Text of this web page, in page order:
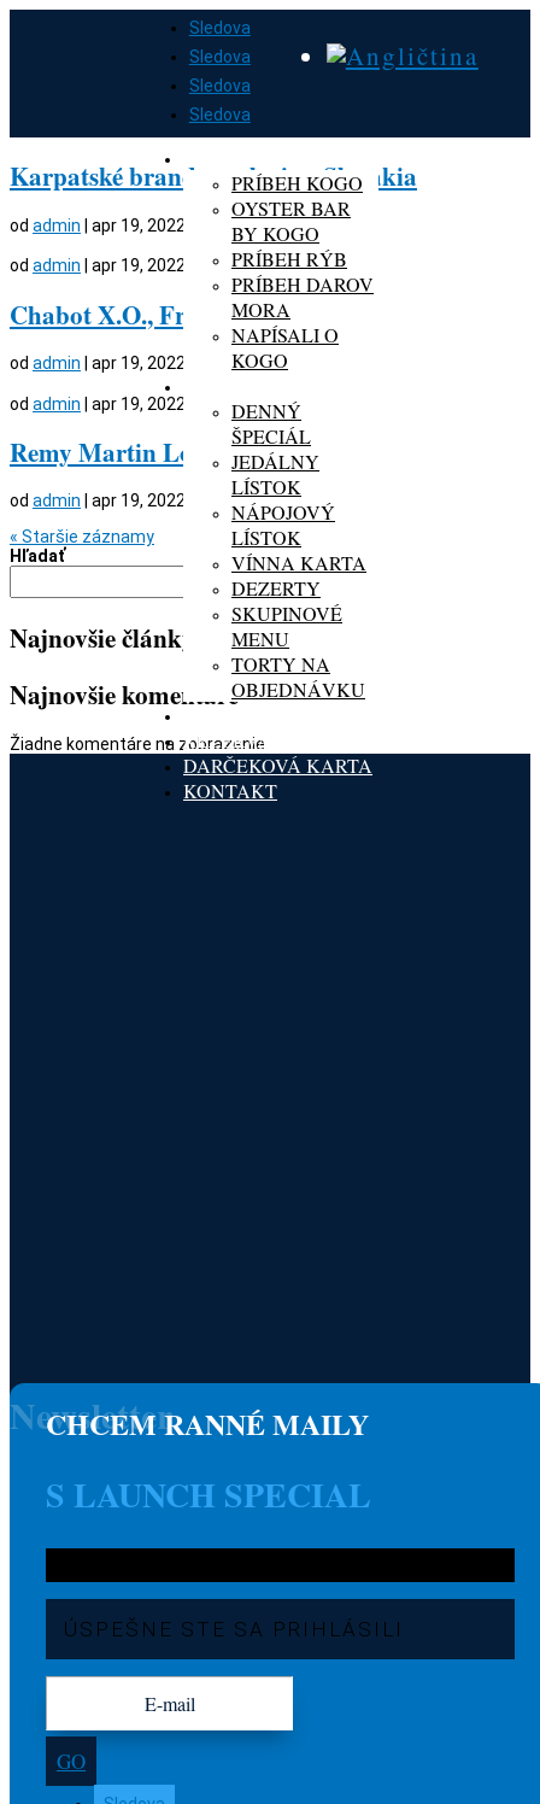
Sledova
Sledova
Sledova
Sledova
DOMOV
PRÍBEH KOGO
OYSTER BAR
BY KOGO
PRÍBEH RÝB
PRÍBEH DAROV
MORA
NAPÍSALI O
KOGO
DENNÝ
ŠPECIÁL
JEDÁLNY
LÍSTOK
NÁPOJOVÝ
LÍSTOK
VÍNNA KARTA
DEZERTY
SKUPINOVÉ
MENU
TORTY NA
OBJEDNÁVKU
REZERVÁCIA
DARČEKOVÁ KARTA
KONTAKT
Karpatské brandy exclusive, Slovakia
od admin apr 19, 2022
od admin apr 19, 2022
Chabot X.O., France
od admin apr 19, 2022
od admin | apr 19, 2022
Remy Martin Loui´s XIII, France
od admin
apr 19, 2022
« Staršie záznamy
Hľadať
Hľadať
Najnovšie články
Najnovšie komentáre
Žiadne komentáre na zobrazenie.
CHCEM RANNÉ MAILY
S LAUNCH SPECIAL
Newsletter
ÚSPEŠNE STE SA PRIHLÁSILI
GO